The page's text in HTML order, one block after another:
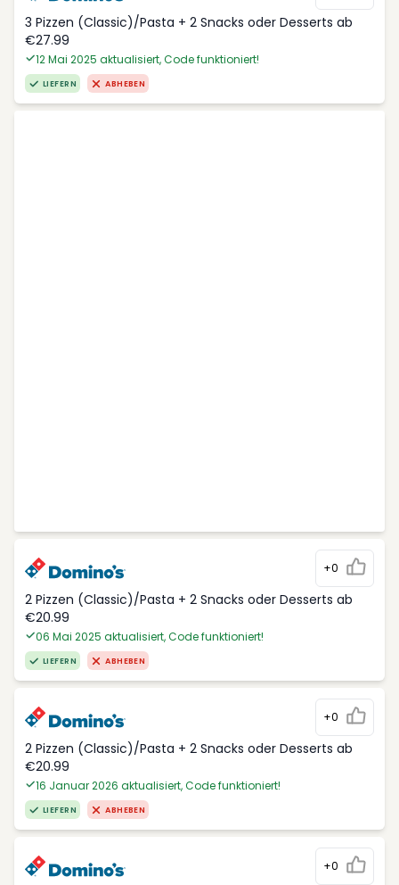
3 Pizzen (Classic)/Pasta + 2 Snacks oder Desserts ab
€27.99
12 Mai 2025 aktualisiert, Code funktioniert!
LIEFERN ABHEBEN
+0
2 Pizzen (Classic)/Pasta + 2 Snacks oder Desserts ab
€20.99
06 Mai 2025 aktualisiert, Code funktioniert!
LIEFERN ABHEBEN
+0
2 Pizzen (Classic)/Pasta + 2 Snacks oder Desserts ab
€20.99
16 Januar 2026 aktualisiert, Code funktioniert!
LIEFERN ABHEBEN
+0